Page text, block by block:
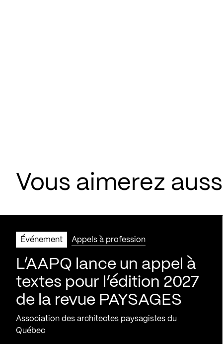
Vous aimerez
Événement Appels à profession
L’AAPQ lance un appel à
textes pour l’édition 2027
de la revue PAYSAGES
Association des architectes paysagistes du
Québec